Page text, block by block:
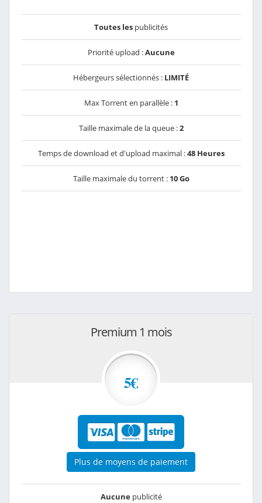
Toutes les publicités
Priorité upload :Aucune
Hébergeurs sélectionnés : LIMITÉ
Max Torrent en parallèle : 1
Taille maximale de la queue :2
Temps de download et d'upload maximal :48 Heures
Taille maximale du torrent : 10 Go
Premium 1 mois
5€
Plus de moyens de paiement
Aucunepublicité